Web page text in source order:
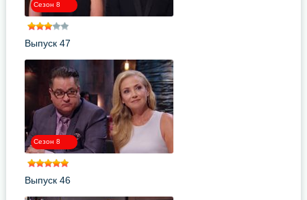
Сезон 8
Выпуск 47
Сезон 8
Выпуск 46